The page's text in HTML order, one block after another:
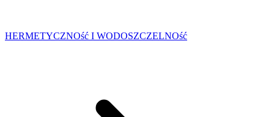
HERMETYCZNOść I WODOSZCZELNOść